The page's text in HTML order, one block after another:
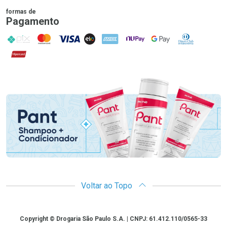
formas de
Pagamento
PIX MasterCard
VISA ELO AMEX NuPay Google PayDiners Club
Hipercard
Promoção em Destaque
Voltar ao Topo
CopyrightCopyright © Drogaria São Paulo S.A. | CNPJ: 61.412.110/0565-33